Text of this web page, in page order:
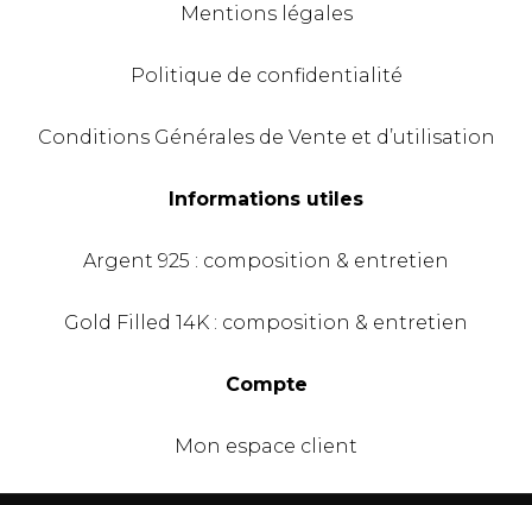
Mentions légales
Politique de confidentialité
Conditions Générales de Vente et d’utilisation
Informations utiles
Argent 925 : composition & entretien
Gold Filled 14K : composition & entretien
Compte
Mon espace client